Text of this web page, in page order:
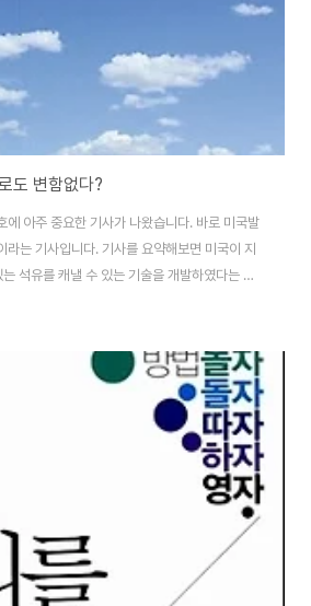
도 변함없다?
아주 중요한 기사가 나왔습니다. 바로 미국발
는 기사입니다. 기사를 요약해보면 미국이 지
석유를 캐낼 수 있는 기술을 개발하였다는 내
화석에너지의 고갈, 특히 석유에너지의 종말
이 '피크 오일'을 경고하면서 친환경 대체에너
니다. 실제로 세계 석유 총생산은 2005년 이후
꾸준하게 상승하였습니다. 바로 피크 오일이 점
이기도 하였지요. 그런데 이 기사에 따르면 2011
..